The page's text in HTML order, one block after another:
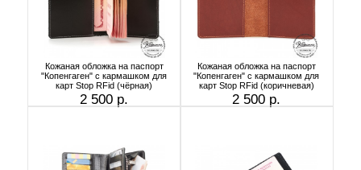
Кожаная обложка на паспорт
"Копенгаген" с кармашком для
карт Stop RFid (чёрная)
2 500 р.
Кожаная обложка на паспорт
"Копенгаген" с кармашком для
карт Stop RFid (коричневая)
2 500 р.